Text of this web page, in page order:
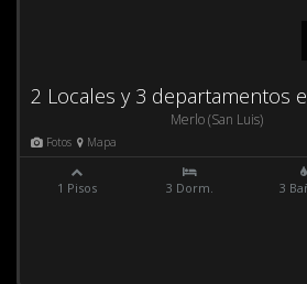
2 Locales y 3 departamentos
Merlo (San Luis)
Fotos Mapa
1 Pisos 3 Dorm. 3